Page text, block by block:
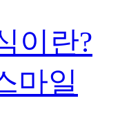
이란?
마일